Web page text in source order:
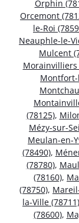
Orphin
Orcemont
le-Roi
Neauphle-le-
Mulcent
Morainvilliers
Montfort-
(78125),
Mézy-sur-
Meulan-en-
(78490),
(78780),
(78160),
(78750),
la-Ville (78711)
(78600),